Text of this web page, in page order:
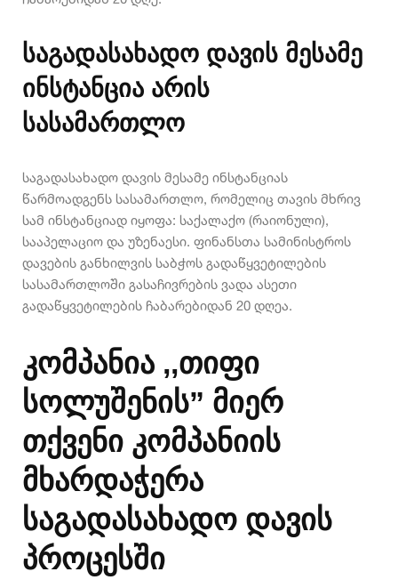
საგადასახადო დავის მესამე
ინსტანცია არის
სასამართლო
საგადასახადო დავის მესამე ინსტანციას
წარმოადგენს სასამართლო, რომელიც თავის მხრივ
სამ ინსტანციად იყოფა: საქალაქო (რაიონული),
სააპელაციო და უზენაესი. ფინანსთა სამინისტროს
დავების განხილვის საბჭოს გადაწყვეტილების
სასამართლოში გასაჩივრების ვადა ასეთი
გადაწყვეტილების ჩაბარებიდან 20 დღეა.
კომპანია ,,თიფი
სოლუშენის” მიერ
თქვენი კომპანიის
მხარდაჭერა
საგადასახადო დავის
პროცესში